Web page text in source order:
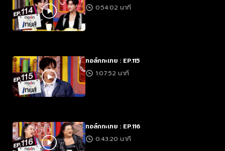
0:54:02 นาที
ทอล์กกะเทย : EP.115
1:07:52 นาที
ทอล์กกะเทย : EP.116
0:43:20 นาที